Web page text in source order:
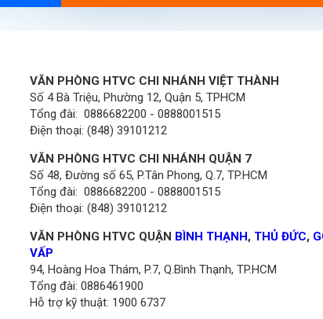
VĂN PHÒNG HTVC CHI NHÁNH VIỆT THÀNH
Số 4 Bà Triệu, Phường 12, Quận 5, TPHCM
Tổng đài: 0886682200 - 0888001515
Điện thoại: (848) 39101212
VĂN PHÒNG HTVC CHI NHÁNH QUẬN 7
Số 48, Đường số 65, P.Tân Phong, Q.7, TP.HCM
Tổng đài: 0886682200 - 0888001515
Điện thoại: (848) 39101212
VĂN PHÒNG HTVC QUẬN BÌNH THẠNH, THỦ ĐỨC,
VẤP
94, Hoàng Hoa Thám, P.7, Q.Bình Thạnh, TP.HCM
Tổng đài: 0886461900
Hỗ trợ kỹ thuật: 1900 6737